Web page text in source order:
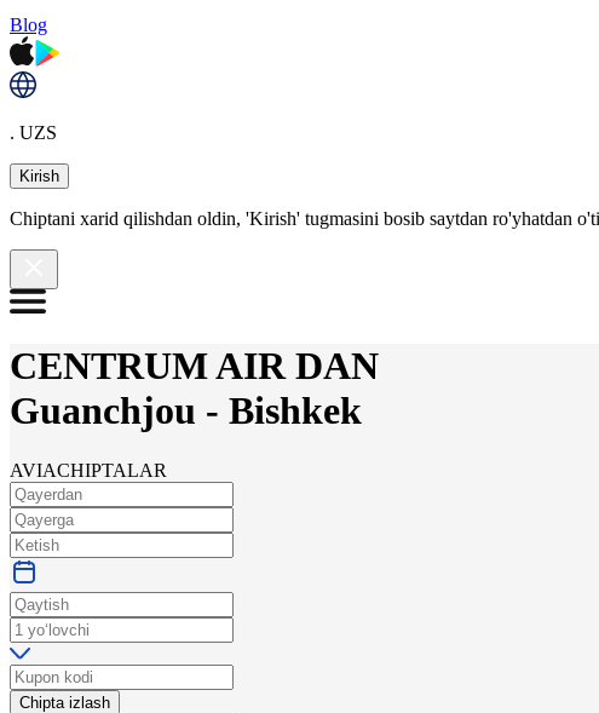
Blog
. UZS
Kirish
Chiptani xarid qilishdan oldin, 'Kirish' tugmasini bosib saytdan ro'yhatdan
CENTRUM AIR DAN
Guanchjou - Bishkek
AVIACHIPTALAR
Chipta izlash